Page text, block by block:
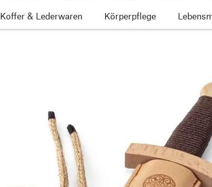
Koffer & Lederwaren Körperpflege